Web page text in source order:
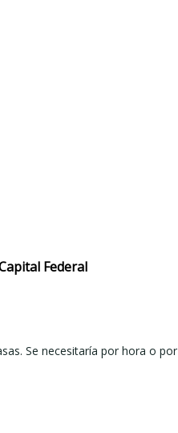
Federal
Se necesitaría por hora o por